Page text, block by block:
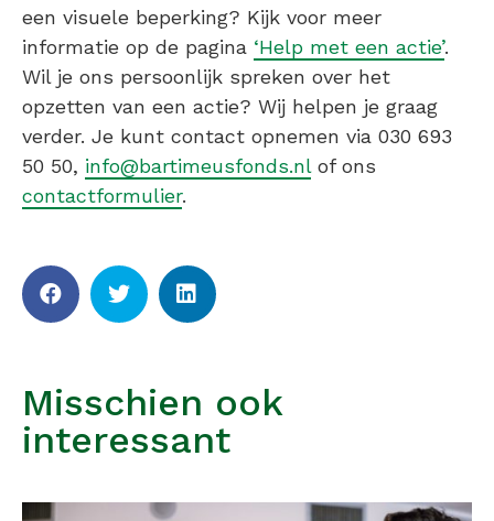
een visuele beperking? Kijk voor meer
informatie op de pagina ‘Help met een actie’.
Wil je ons persoonlijk spreken over het
opzetten van een actie? Wij helpen je graag
verder. Je kunt contact opnemen via 030 693
50 50, info@bartimeusfonds.nlof ons
contactformulier.
Misschien ook
interessant